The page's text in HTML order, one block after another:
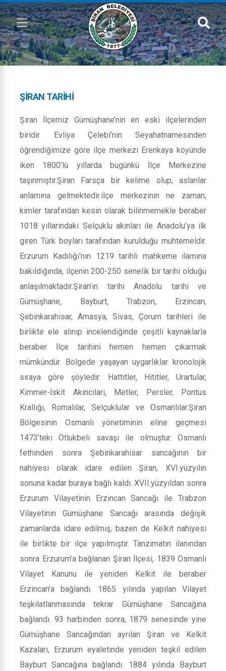
ŞIRAN TARIHI
Şiran İlçemiz Gümüşhane’nin en eski ilçelerinden
biridir. Evliya Çelebi’nin Seyahatnamesinden
öğrendiğimize göre ilçe merkezi Erenkaya köyünde
iken 1800’lü yıllarda bugünkü İlçe Merkezine
taşınmıştır.Şiran Farsça bir kelime olup, aslanlar
anlamına gelmektedir.ilçe merkezinin ne zaman,
kimler tarafından kesin olarak bilinmemekle beraber
1018 yıllarındaki Selçuklu akınları ile Anadolu’ya ilk
giren Türk boyları tarafından kurulduğu muhtemeldir.
Erzurum Kadılığı’nın 1219 tarihli mahkeme ilamına
bakıldığında, ilçenin 200-250 senelik bir tarihi olduğu
anlaşılmaktadır.Şiran’ın tarihi Anadolu tarihi ve
Gümüşhane, Bayburt, Trabzon, Erzincan,
Şebinkarahisar, Amasya, Sivas, Çorum tarihleri ile
birlikte ele alınıp incelendiğinde çeşitli kaynaklarla
beraber İlçe tarihini hemen hemen çıkarmak
mümkündür. Bölgede yaşayan uygarlıklar kronolojik
sıraya göre şöyledir: Hattitler, Hititler, Urartular,
Kimmer-İskit Akıncıları, Metler, Persler, Pontus
Krallığı, Romalılar, Selçuklular ve Osmanlılar.Şiran
Bölgesinin Osmanlı yönetiminin eline geçmesi
1473’teki Otlukbeli savaşı ile olmuştur. Osmanlı
fethinden sonra Şebinkarahisar sancağının bir
nahiyesi olarak idare edilen Şiran, XVI.yüzyılın
sonuna kadar buraya bağlı kaldı. XVII.yüzyıldan sonra
Erzurum Vilayetinin Erzincan Sancağı ile Trabzon
Vilayetinin Gümüşhane Sancağı arasında değişik
zamanlarda idare edilmiş, bazen de Kelkit nahiyesi
ile birlikte bir ilçe yapılmıştır. Tanzimatın ilanından
sonra Erzurum’a bağlanan Şiran İlçesi, 1839 Osmanlı
Vilayet Kanunu ile yeniden Kelkit ile beraber
Erzincan’a bağlandı. 1865 yılında yapılan Vilayet
teşkilatlanmasında tekrar Gümüşhane Sancağına
bağlandı. 93 harbinden sonra, 1879 senesinde yine
Gümüşhane Sancağından ayrılan Şiran ve Kelkit
Kazaları, Erzurum eyaletinde yeniden teşkil edilen
Bayburt Sancağına bağlandı. 1884 yılında Bayburt